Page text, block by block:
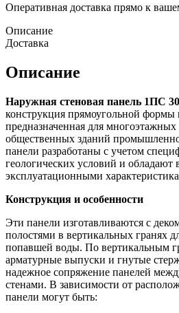
Оперативная доставка прямо к
Описание
Доставка
Описание
Наружная стеновая панель 1ПС
конструкция прямоугольной формы
предназначенная для
общественных зданий
панели разработаны с учетом
геологических условий и обладают
эксплуатационными
Конструкция и особенности
Эти панели изготавливаются с
полостями в вертикальных гранях
попавшей воды. По вертикальным
арматурные выпуски и гнутые
надежное сопряжение панелей
стенами. В зависимости от
панели могут быть: